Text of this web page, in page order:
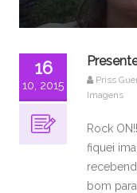
16
10, 2015 Priss
Imagens
Rock
fiquei
bom